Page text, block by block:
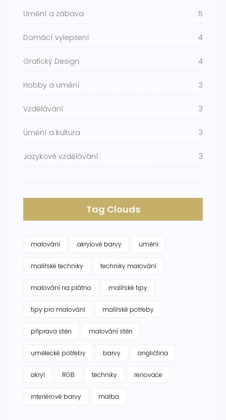
Umění a zábava 5
Domácí vylepšení 4
Grafický Design 4
Hobby a umění 3
Vzdělávání 3
Umění a kultura 3
Jazykové vzdělávání 3
Tag Clouds
malování akrylové barvy umění
malířské techniky techniky malování
malování na plátno malířské tipy
tipy pro malování malířské potřeby
příprava stěn malování stěn
umělecké potřeby barvy angličtina
akryl RGB techniky renovace
interiérové barvy malba